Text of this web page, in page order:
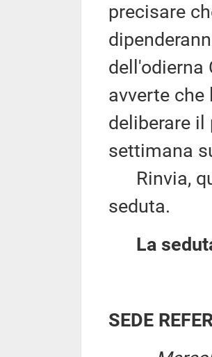
precisare
dell'odierna
avverte
deliberare
settimana
Rinvia,
seduta.
La
SEDE